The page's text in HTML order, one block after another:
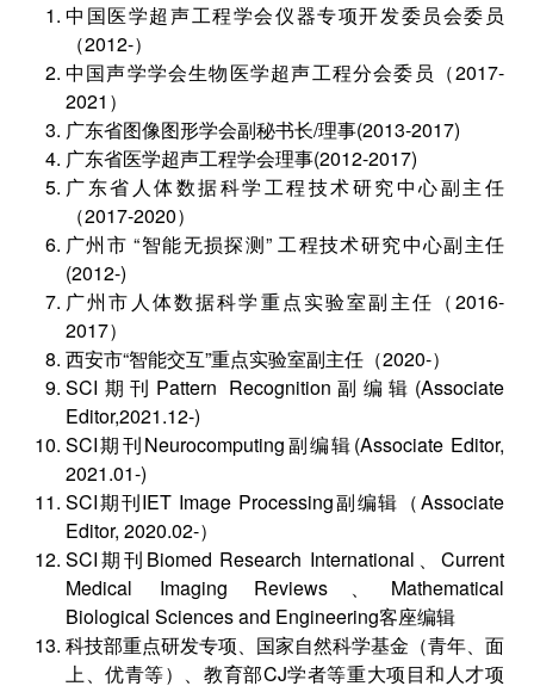
中国医学超声工程学会仪器专项开发委员会委员
（2012-）
中国声学学会生物医学超声工程分会委员（2017-
2021）
广东省图像图形学会副秘书长/理事(2013-2017)
广东省医学超声工程学会理事(2012-2017)
广东省人体数据科学工程技术研究中心副主任
（2017-2020）
广州市 “智能无损探测” 工程技术研究中心副主任
(2012-)
广州市人体数据科学重点实验室副主任（2016-
2017）
西安市“智能交互”重点实验室副主任（2020-）
SCI期刊Pattern Recognition副编辑(Associate
Editor,2021.12-)
SCI期刊Neurocomputing副编辑(Associate Editor,
2021.01-)
SCI期刊IET Image Processing副编辑（Associate
Editor, 2020.02-）
SCI期刊Biomed Research International、Current
Medical Imaging Reviews、Mathematical
Biological Sciences and Engineering客座编辑
科技部重点研发专项、国家自然科学基金（青年、面
上、优青等）、教育部CJ学者等重大项目和人才项